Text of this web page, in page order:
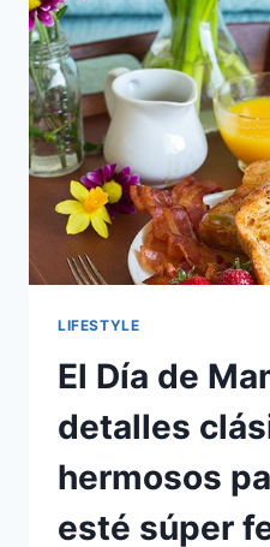
LIFESTYLE
El Día de
detalles
hermosos
esté súper